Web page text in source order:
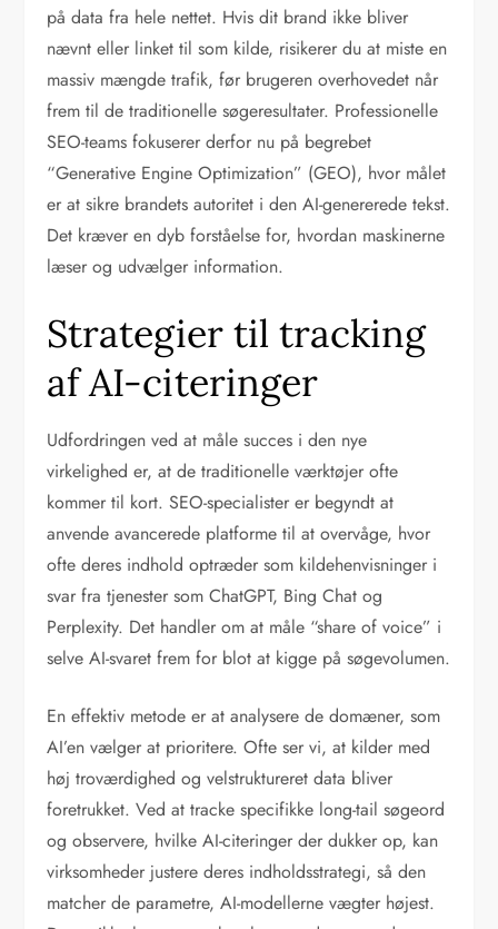
på data fra hele nettet. Hvis dit brand ikke bliver
nævnt eller linket til som kilde, risikerer du at miste en
massiv mængde trafik, før brugeren overhovedet når
frem til de traditionelle søgeresultater. Professionelle
SEO-teams fokuserer derfor nu på begrebet
“Generative Engine Optimization” (GEO), hvor målet
er at sikre brandets autoritet i den AI-genererede tekst.
Det kræver en dyb forståelse for, hvordan maskinerne
læser og udvælger information.
Strategier til tracking
af AI-citeringer
Udfordringen ved at måle succes i den nye
virkelighed er, at de traditionelle værktøjer ofte
kommer til kort. SEO-specialister er begyndt at
anvende avancerede platforme til at overvåge, hvor
ofte deres indhold optræder som kildehenvisninger i
svar fra tjenester som ChatGPT, Bing Chat og
Perplexity. Det handler om at måle “share of voice” i
selve AI-svaret frem for blot at kigge på søgevolumen.
En effektiv metode er at analysere de domæner, som
AI’en vælger at prioritere. Ofte ser vi, at kilder med
høj troværdighed og velstruktureret data bliver
foretrukket. Ved at tracke specifikke long-tail søgeord
og observere, hvilke AI-citeringer der dukker op, kan
virksomheder justere deres indholdsstrategi, så den
matcher de parametre, AI-modellerne vægter højest.